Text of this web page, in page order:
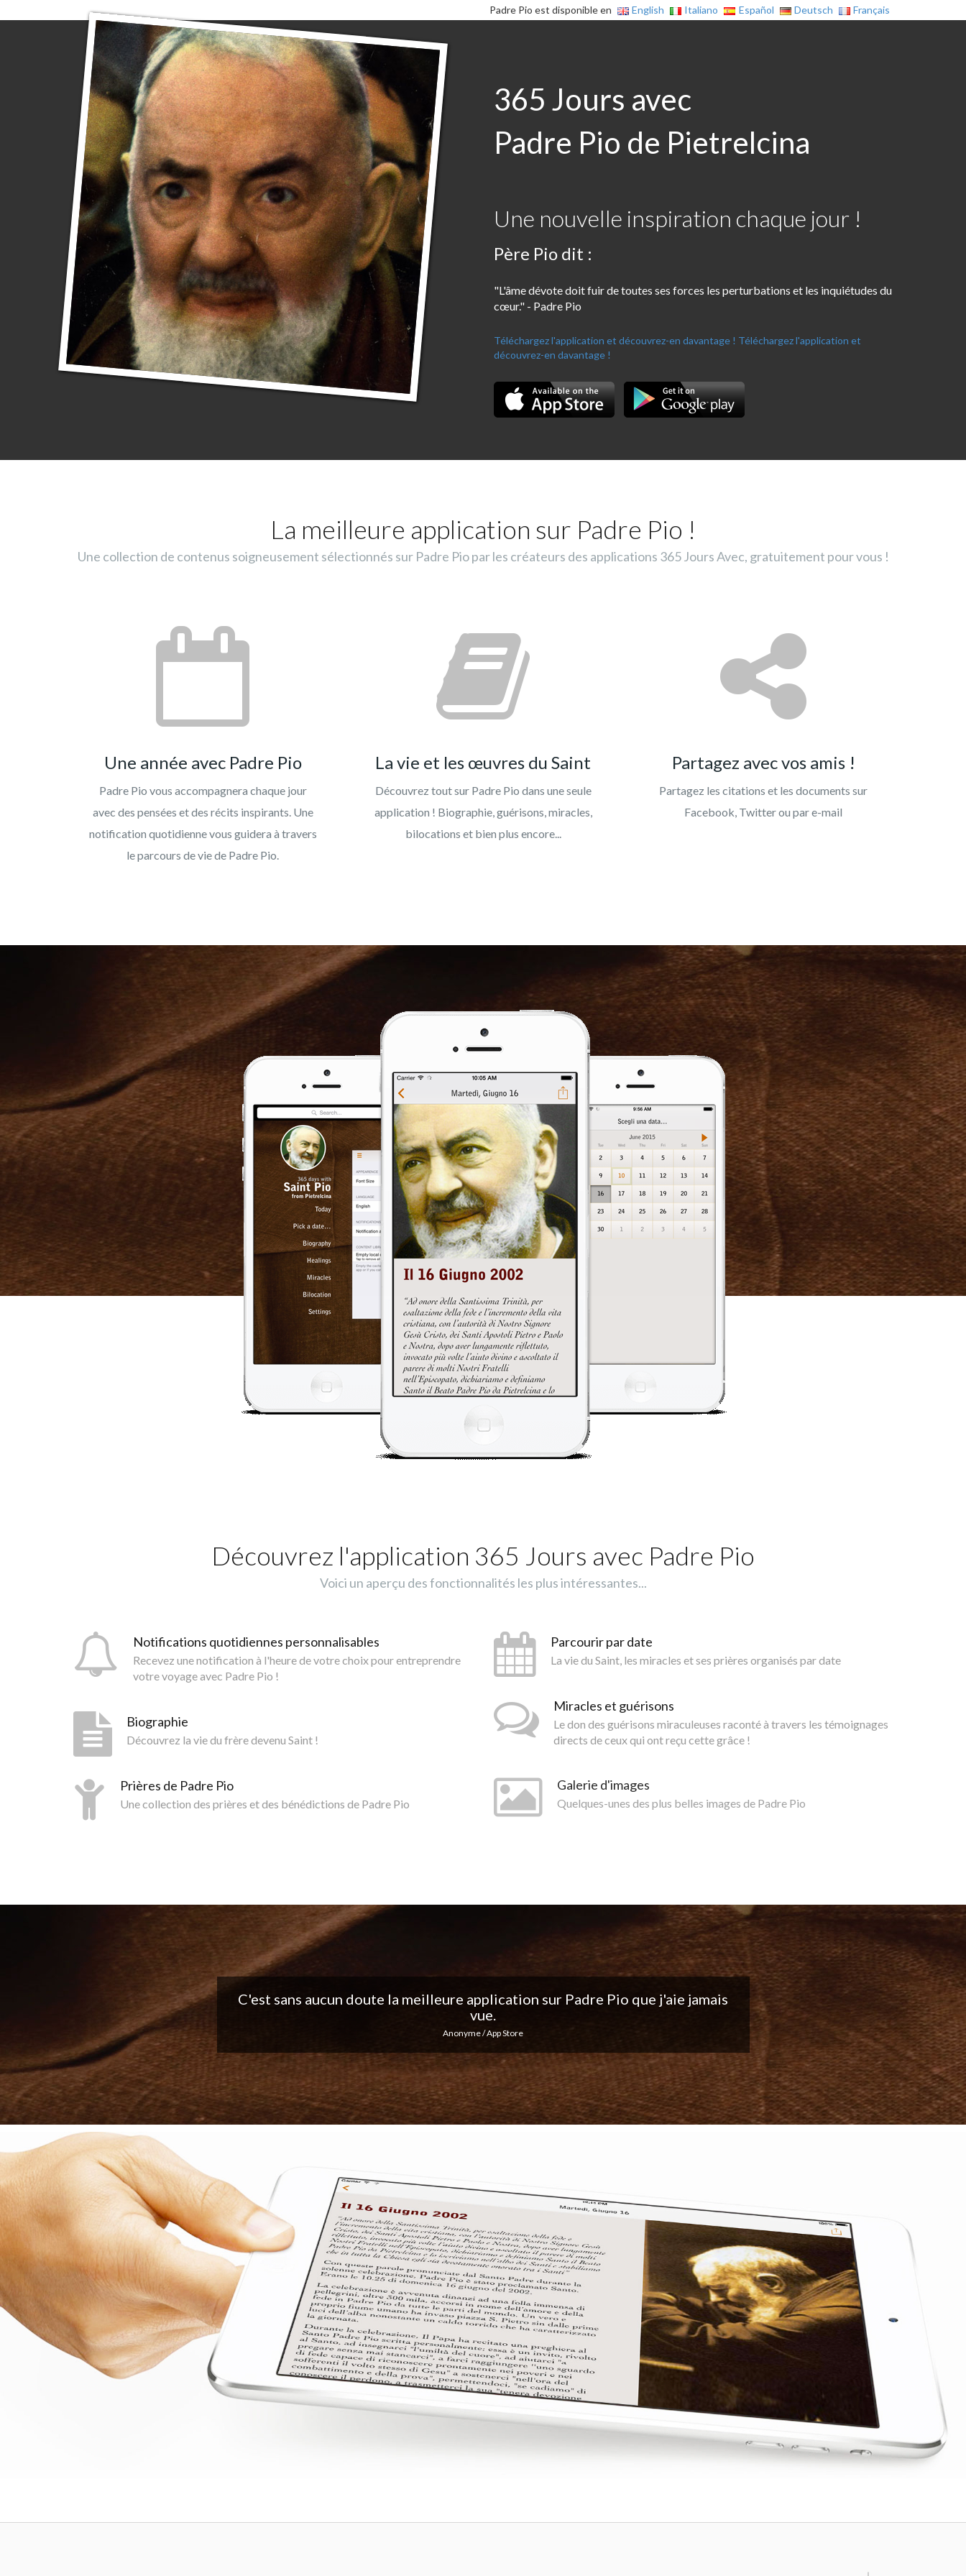
Padre Pio est disponible en English Italiano Español Deutsch Français
365 Jours avec
Padre Pio de Pietrelcina
Une nouvelle inspiration chaque jour !
Père Pio dit :
"L'âme dévote doit fuir de toutes ses forces les perturbations et les inquiétudes du
cœur." - Padre Pio
Téléchargez l'application et découvrez-en davantage ! Téléchargez l'application et
découvrez-en davantage !
La meilleure application sur Padre Pio !
Une collection de contenus soigneusement sélectionnés sur Padre Pio par les créateurs des applications 365 Jours Avec, gratuitement pour vous !
Une année avec Padre Pio
Padre Pio vous accompagnera chaque jour
avec des pensées et des récits inspirants. Une
notification quotidienne vous guidera à travers
le parcours de vie de Padre Pio.
La vie et les œuvres du Saint
Découvrez tout sur Padre Pio dans une seule
application ! Biographie, guérisons, miracles,
bilocations et bien plus encore...
Partagez avec vos amis !
Partagez les citations et les documents sur
Facebook, Twitter ou par e-mail
Découvrez l'application 365 Jours avec Padre Pio
Voici un aperçu des fonctionnalités les plus intéressantes...
Notifications quotidiennes personnalisables
Recevez une notification à l'heure de votre choix pour entreprendre
votre voyage avec Padre Pio !
Biographie
Découvrez la vie du frère devenu Saint !
Prières de Padre Pio
Une collection des prières et des bénédictions de Padre Pio
Parcourir par date
La vie du Saint, les miracles et ses prières organisés par date
Miracles et guérisons
Le don des guérisons miraculeuses raconté à travers les témoignages
directs de ceux qui ont reçu cette grâce !
Galerie d'images
Quelques-unes des plus belles images de Padre Pio
Belle application, j'adore les notifications quotidiennes... Continuez votre
excellent travail !